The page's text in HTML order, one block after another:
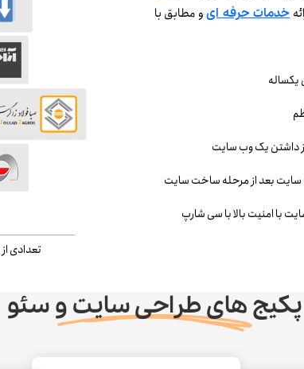
خدمات حرفه ایو مطابق با
یکساله
داشتن یک وب سایت
بعد از مرحله ساخت سایت
با امنیت بالا با سی شارپ
تعدادی
پکیج های طراحی سایت و سئو